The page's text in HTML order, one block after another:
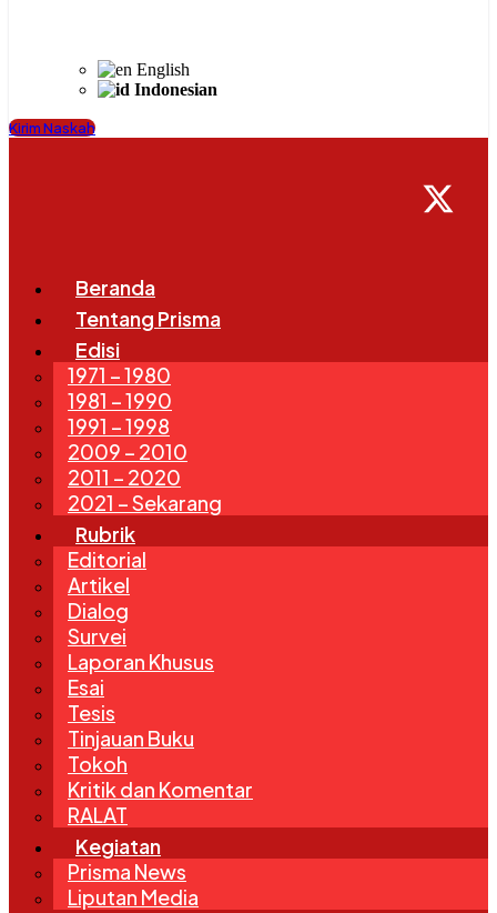
English
Indonesian
Kirim Naskah
Beranda
Tentang Prisma
Edisi
1971 – 1980
1981 – 1990
1991 – 1998
2009 – 2010
2011 – 2020
2021 – Sekarang
Rubrik
Editorial
Artikel
Dialog
Survei
Laporan Khusus
Esai
Tesis
Tinjauan Buku
Tokoh
Kritik dan Komentar
RALAT
Kegiatan
Prisma News
Liputan Media